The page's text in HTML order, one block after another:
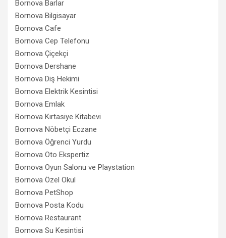
Bornova Barlar
Bornova Bilgisayar
Bornova Cafe
Bornova Cep Telefonu
Bornova Çiçekçi
Bornova Dershane
Bornova Diş Hekimi
Bornova Elektrik Kesintisi
Bornova Emlak
Bornova Kırtasiye Kitabevi
Bornova Nöbetçi Eczane
Bornova Öğrenci Yurdu
Bornova Oto Ekspertiz
Bornova Oyun Salonu ve Playstation
Bornova Özel Okul
Bornova PetShop
Bornova Posta Kodu
Bornova Restaurant
Bornova Su Kesintisi